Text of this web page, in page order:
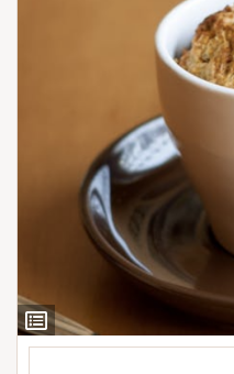
View
Ingredients